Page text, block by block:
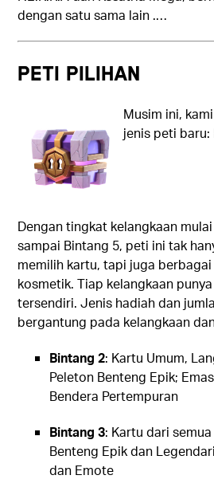
dengan satu sama lain .…
PETI PILIHAN
Musim ini,
jenis peti baru:
Dengan tingkat kelangkaan
sampai Bintang 5, peti ini tak
memilih kartu, tapi juga
kosmetik. Tiap kelangkaan
tersendiri. Jenis hadiah dan
bergantung pada kelangkaan
Bintang 2: Kartu Umum,
Peleton Benteng Epik;
Bendera Pertempuran
Bintang 3: Kartu dari
Benteng Epik dan
dan Emote